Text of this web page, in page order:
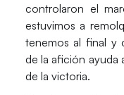
controlaron el
estuvimos a
tenemos al final y
de la afición ayuda
de la victoria.